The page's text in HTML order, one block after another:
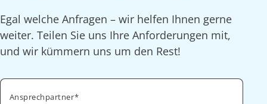
Egal welche Anfragen – wir helfen Ihnen gerne
weiter. Teilen Sie uns Ihre Anforderungen mit,
und wir kümmern uns um den Rest!
Ansprechpartner